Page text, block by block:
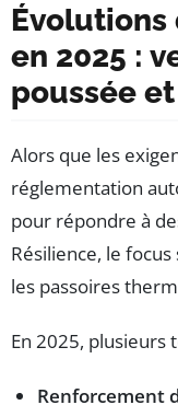
en 2025 :
poussée
Alors que les
réglementation
pour répondre à
Résilience, le
les passoires
En 2025, plusieurs
Renforcement